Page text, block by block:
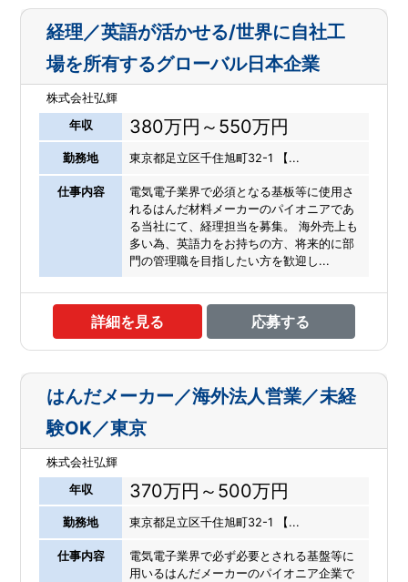
経理／英語が活かせる/世界に自社工
場を所有するグローバル日本企業
株式会社弘輝
年収
380万円～550万円
勤務地 東京都足立区千住旭町32-1 【...
仕事内容
電気電子業界で必須となる基板等に使用さ
れるはんだ材料メーカーのパイオニアであ
る当社にて、経理担当を募集。 海外売上も
多い為、英語力をお持ちの方、将来的に部
門の管理職を目指したい方を歓迎し...
詳細を見る 応募する
はんだメーカー／海外法人営業／未経
験OK／東京
株式会社弘輝
年収
370万円～500万円
勤務地 東京都足立区千住旭町32-1 【...
仕事内容
電気電子業界で必ず必要とされる基盤等に
用いるはんだメーカーのパイオニア企業で